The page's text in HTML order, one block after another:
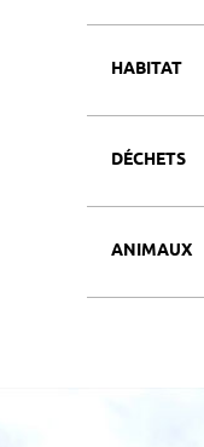
HABITAT
DÉCHETS
ANIMAUX